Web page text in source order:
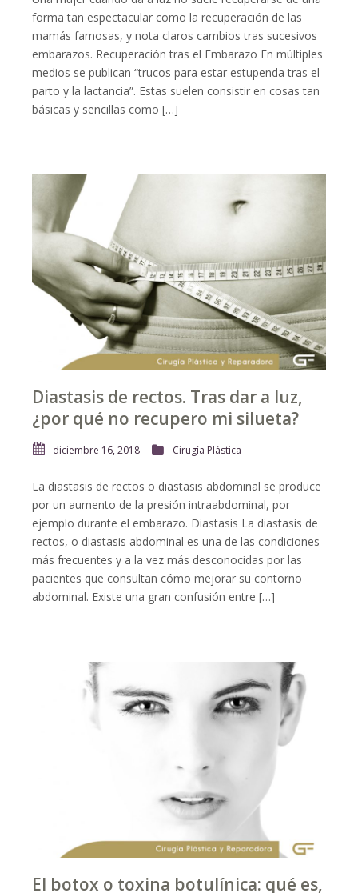
forma tan espectacular como la recuperación de las
mamás famosas, y nota claros cambios tras sucesivos
embarazos. Recuperación tras el Embarazo En múltiples
medios se publican “trucos para estar estupenda tras el
parto y la lactancia”. Estas suelen consistir en cosas tan
básicas y sencillas como […]
Diastasis de rectos. Tras dar a luz,
¿por qué no recupero mi silueta?
diciembre 16, 2018 Cirugía Plástica
La diastasis de rectos o diastasis abdominal se produce
por un aumento de la presión intraabdominal, por
ejemplo durante el embarazo. Diastasis La diastasis de
rectos, o diastasis abdominal es una de las condiciones
más frecuentes y a la vez más desconocidas por las
pacientes que consultan cómo mejorar su contorno
abdominal. Existe una gran confusión entre […]
El botox o toxina botulínica: qué es,